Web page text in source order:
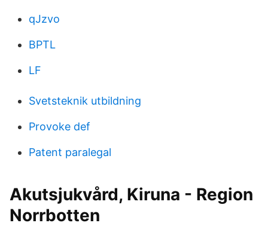
qJzvo
BPTL
LF
Svetsteknik utbildning
Provoke def
Patent paralegal
Akutsjukvård, Kiruna - Region
Norrbotten